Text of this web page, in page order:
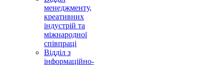
менеджменту,
креативних
індустрій та
міжнародної
співпраці
Відділ з
інформаційно-